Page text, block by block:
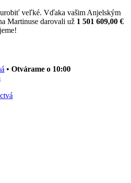
veľké. Vďaka vašim Anjelským
Martinuse darovali už 1 501 609,00 €
• Otvárame o 10:00